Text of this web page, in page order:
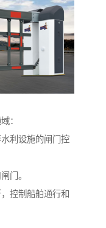
：
利设施的闸门控
门。
控制船舶通行和